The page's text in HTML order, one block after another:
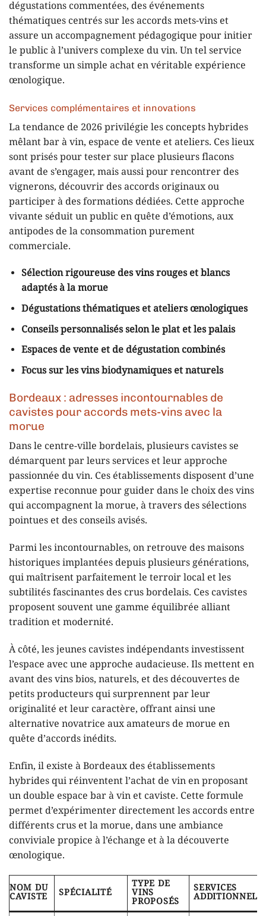
dégustations commentées, des événements
thématiques centrés sur les accords mets-vins et
assure un accompagnement pédagogique pour initier
le public à l’univers complexe du vin. Un tel service
transforme un simple achat en véritable expérience
œnologique.
Services complémentaires et innovations
La tendance de 2026 privilégie les concepts hybrides
mêlant bar à vin, espace de vente et ateliers. Ces lieux
sont prisés pour tester sur place plusieurs flacons
avant de s’engager, mais aussi pour rencontrer des
vignerons, découvrir des accords originaux ou
participer à des formations dédiées. Cette approche
vivante séduit un public en quête d’émotions, aux
antipodes de la consommation purement
commerciale.
Sélection rigoureuse des vins rouges et blancs
adaptés à la morue
Dégustations thématiques et ateliers œnologiques
Conseils personnalisés selon le plat et les palais
Espaces de vente et de dégustation combinés
Focus sur les vins biodynamiques et naturels
Bordeaux : adresses incontournables de
cavistes pour accords mets-vins avec la
morue
Dans le centre-ville bordelais, plusieurs cavistes se
démarquent par leurs services et leur approche
passionnée du vin. Ces établissements disposent d’une
expertise reconnue pour guider dans le choix des vins
qui accompagnent la morue, à travers des sélections
pointues et des conseils avisés.
Parmi les incontournables, on retrouve des maisons
historiques implantées depuis plusieurs générations,
qui maîtrisent parfaitement le terroir local et les
subtilités fascinantes des crus bordelais. Ces cavistes
proposent souvent une gamme équilibrée alliant
tradition et modernité.
À côté, les jeunes cavistes indépendants investissent
l’espace avec une approche audacieuse. Ils mettent en
avant des vins bios, naturels, et des découvertes de
petits producteurs qui surprennent par leur
originalité et leur caractère, offrant ainsi une
alternative novatrice aux amateurs de morue en
quête d’accords inédits.
Enfin, il existe à Bordeaux des établissements
hybrides qui réinventent l’achat de vin en proposant
un double espace bar à vin et caviste. Cette formule
permet d’expérimenter directement les accords entre
différents crus et la morue, dans une ambiance
conviviale propice à l’échange et à la découverte
œnologique.
NOM DU
CAVISTE
SPÉCIALITÉ
TYPE DE
VINS
PROPOSÉS
SERVICES
ADDITIONNELS